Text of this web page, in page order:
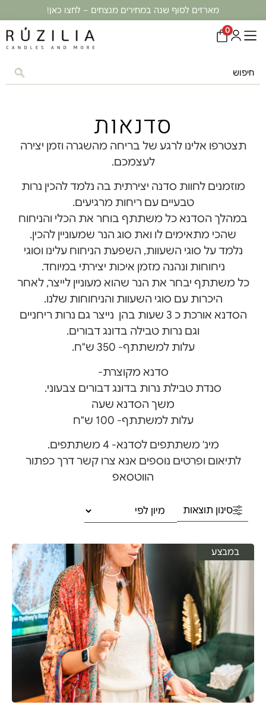
מארזים לסוף שנה במחירים מנצחים – לחצו כאן!
0
סדנאות
תצטרפו אלינו לרגע של בריחה מהשגרה וזמן יצירה
לעצמכם.
מוזמנים לחוות סדנה יצירתית בה נלמד להכין נרות
טבעיים עם ריחות מרגיעים.
במהלך הסדנא כל משתתף בוחר את הכלי והניחוח
שהכי מתאימים לו ואת סוג הנר שמעוניין להכין.
נלמד על סוגי השעוות, השפעת הניחוח עלינו וסוגי
ניחוחות ונהנה מזמן איכות יצירתי במיוחד.
כל משתתף יבחר את הנר שהוא מעוניין לייצר, לאחר
היכרות עם סוגי השעוות והניחוחות שלנו.
הסדנא אורכת כ 3 שעות בהן נייצר גם נרות ריחניים
וגם נרות טבילה בדונג דבורים.
עלות למשתתף- 350 ש"ח.
סדנא מקוצרת-
סנדת טבילת נרות בדונג דבורים צבעוני.
משך הסדנא שעה
עלות למשתתף- 100 ש"ח
מינ' משתתפים לסדנא- 4 משתתפים.
לתיאום ופרטים נוספים אנא צרו קשר דרך כפתור
הווטסאפ
סינון תוצאות
במבצע